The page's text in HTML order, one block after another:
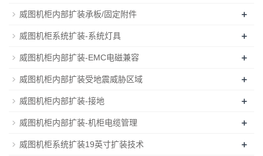
威图机柜内部扩装承板/固定附件 +
威图机柜系统扩装-系统灯具 +
威图机柜内部扩装-EMC电磁兼容 +
威图机柜内部扩装受地震威胁区域 +
威图机柜内部扩装-接地 +
威图机柜内部扩装-机柜电缆管理 +
威图机柜系统扩装19英寸扩装技术 +